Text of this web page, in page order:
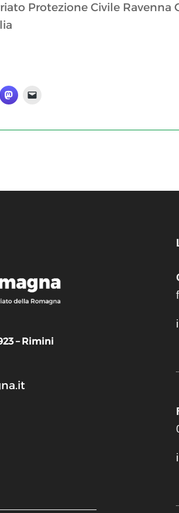
Protezione Civile Ravenna
– Rimini